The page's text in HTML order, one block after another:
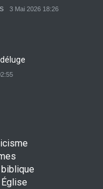
très cher
3 Mai 2026 18:26
de la
2026 20:10
Église